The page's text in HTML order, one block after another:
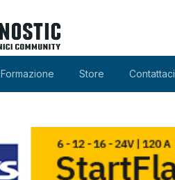
Formazione Store Contattaci